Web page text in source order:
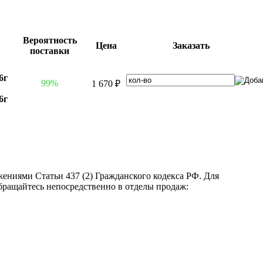
Вероятность
поставки
Цена Заказать
99% 1 670 ₽
Статьи 437 (2) Гражданского кодекса РФ. Для
непосредственно в отделы продаж: